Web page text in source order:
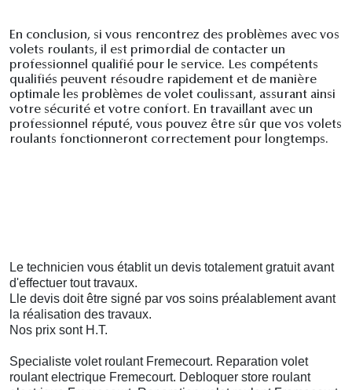
En conclusion, si vous rencontrez des problèmes avec vos
volets roulants, il est primordial de contacter un
professionnel qualifié pour le service. Les compétents
qualifiés peuvent résoudre rapidement et de manière
optimale les problèmes de volet coulissant, assurant ainsi
votre sécurité et votre confort. En travaillant avec un
professionnel réputé, vous pouvez être sûr que vos volets
roulants fonctionneront correctement pour longtemps.
Le technicien vous établit un devis totalement gratuit avant
d'effectuer tout travaux.
Lle devis doit être signé par vos soins préalablement avant
la réalisation des travaux.
Nos prix sont H.T.
Specialiste volet roulant Fremecourt. Reparation volet
roulant electrique Fremecourt. Debloquer store roulant